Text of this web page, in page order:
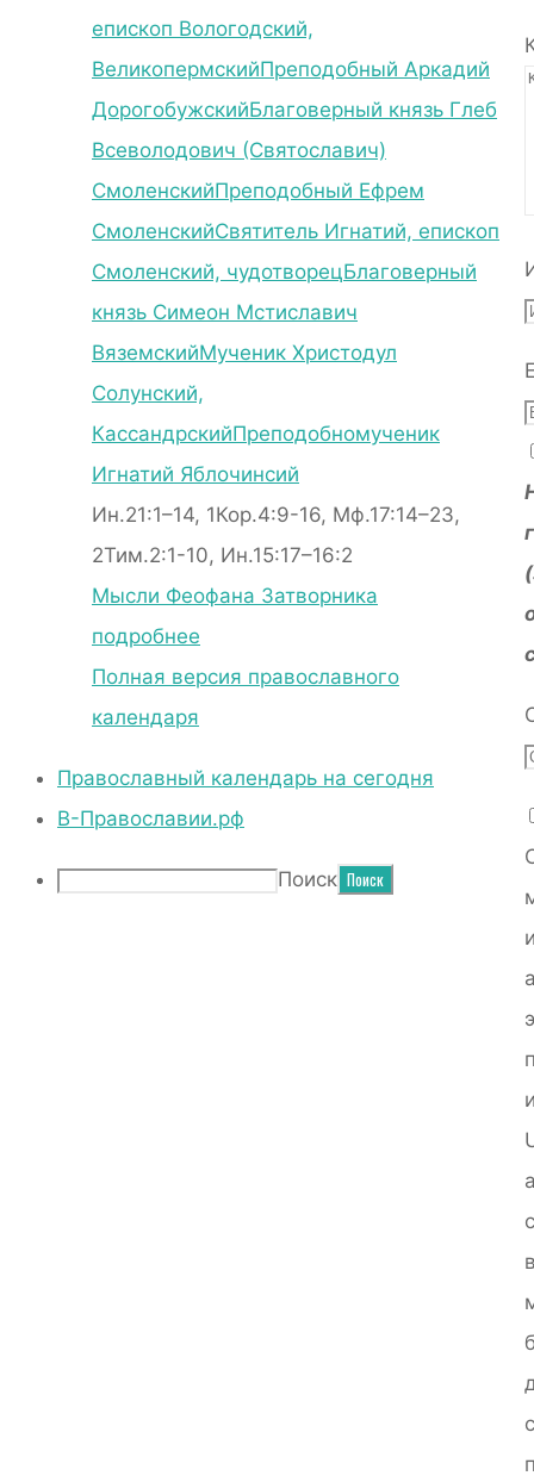
епископ Вологодский,
ВеликопермскийПреподобный Аркадий
ДорогобужскийБлаговерный князь Глеб
Всеволодович (Святославич)
СмоленскийПреподобный Ефрем
СмоленскийСвятитель Игнатий, епископ
Смоленский, чудотворецБлаговерный
князь Симеон Мстиславич
ВяземскийМученик Христодул
Солунский,
КассандрскийПреподобномученик
Игнатий Яблочинсий
Ин.21:1–14, 1Кор.4:9-16, Мф.17:14–23,
2Тим.2:1-10, Ин.15:17–16:2
Мысли Феофана Затворника
подробнее
Полная версия православного
календаря
Православный календарь на сегодня
В-Православии.рф
Поиск